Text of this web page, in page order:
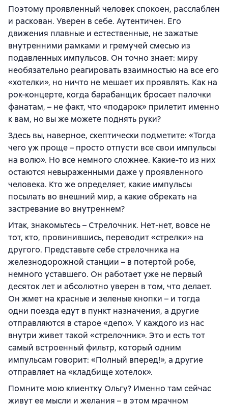
Поэтому проявленный человек спокоен, расслаблен
и раскован. Уверен в себе. Аутентичен. Его
движения плавные и естественные, не зажатые
внутренними рамками и гремучей смесью из
подавленных импульсов. Он точно знает: миру
необязательно реагировать взаимностью на все его
«хотелки», но ничто не мешает их проявлять. Как на
рок-концерте, когда барабанщик бросает палочки
фанатам, – не факт, что «подарок» прилетит именно
к вам, но вы же можете поднять руки?
Здесь вы, наверное, скептически подметите: «Тогда
чего уж проще – просто отпусти все свои импульсы
на волю». Но все немного сложнее. Какие-то из них
остаются невыраженными даже у проявленного
человека. Кто же определяет, какие импульсы
посылать во внешний мир, а какие обрекать на
застревание во внутреннем?
Итак, знакомьтесь – Стрелочник. Нет-нет, вовсе не
тот, кто, провинившись, переводит «стрелки» на
другого. Представьте себе стрелочника на
железнодорожной станции – в потертой робе,
немного уставшего. Он работает уже не первый
десяток лет и абсолютно уверен в том, что делает.
Он жмет на красные и зеленые кнопки – и тогда
одни поезда едут в пункт назначения, а другие
отправляются в старое «депо». У каждого из нас
внутри живет такой «стрелочник». Это и есть тот
самый встроенный фильтр, который одним
импульсам говорит: «Полный вперед!», а другие
отправляет на «кладбище хотелок».
Помните мою клиентку Ольгу? Именно там сейчас
живут ее мысли и желания – в этом мрачном